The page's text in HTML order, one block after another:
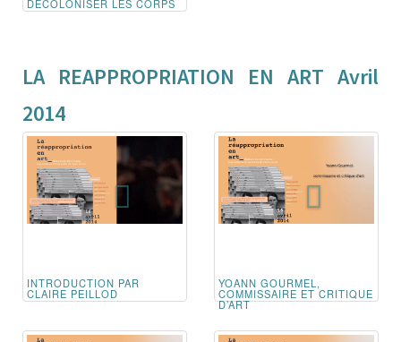
DÉCOLONISER LES CORPS
LA REAPPROPRIATION EN ART Avril
2014
INTRODUCTION PAR
CLAIRE PEILLOD
YOANN GOURMEL,
COMMISSAIRE ET CRITIQUE
D’ART